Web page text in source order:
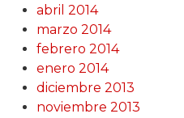
abril 2014
marzo 2014
febrero 2014
enero 2014
diciembre 2013
noviembre 2013